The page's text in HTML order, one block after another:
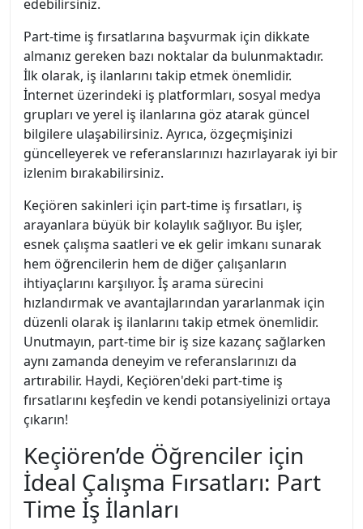
edebilirsiniz.
Part-time iş fırsatlarına başvurmak için dikkate
almanız gereken bazı noktalar da bulunmaktadır.
İlk olarak, iş ilanlarını takip etmek önemlidir.
İnternet üzerindeki iş platformları, sosyal medya
grupları ve yerel iş ilanlarına göz atarak güncel
bilgilere ulaşabilirsiniz. Ayrıca, özgeçmişinizi
güncelleyerek ve referanslarınızı hazırlayarak iyi bir
izlenim bırakabilirsiniz.
Keçiören sakinleri için part-time iş fırsatları, iş
arayanlara büyük bir kolaylık sağlıyor. Bu işler,
esnek çalışma saatleri ve ek gelir imkanı sunarak
hem öğrencilerin hem de diğer çalışanların
ihtiyaçlarını karşılıyor. İş arama sürecini
hızlandırmak ve avantajlarından yararlanmak için
düzenli olarak iş ilanlarını takip etmek önemlidir.
Unutmayın, part-time bir iş size kazanç sağlarken
aynı zamanda deneyim ve referanslarınızı da
artırabilir. Haydi, Keçiören'deki part-time iş
fırsatlarını keşfedin ve kendi potansiyelinizi ortaya
çıkarın!
Keçiören’de Öğrenciler için
İdeal Çalışma Fırsatları: Part
Time İş İlanları